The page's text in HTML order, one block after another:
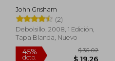
John Grisham
(2)
Debolsillo, 2008, 1 Edición,
Tapa Blanda, Nuevo